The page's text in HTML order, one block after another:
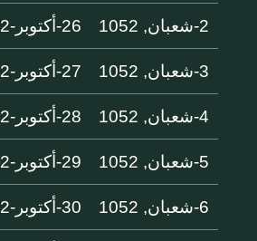
2-شعبان, 1052 26-أكتوبر-1642
3-شعبان, 1052 27-أكتوبر-1642
4-شعبان, 1052 28-أكتوبر-1642
5-شعبان, 1052 29-أكتوبر-1642
6-شعبان, 1052 30-أكتوبر-1642